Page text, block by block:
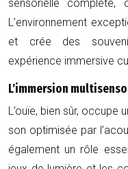
sensorielle
L’environnement
et crée des
expérience immersive
L’immersion
L’ouïe, bien sûr, occupe
son optimisée par
également un rôle